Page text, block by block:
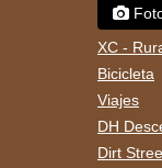
XC -
Bicicleta
Viajes
DH
Dirt